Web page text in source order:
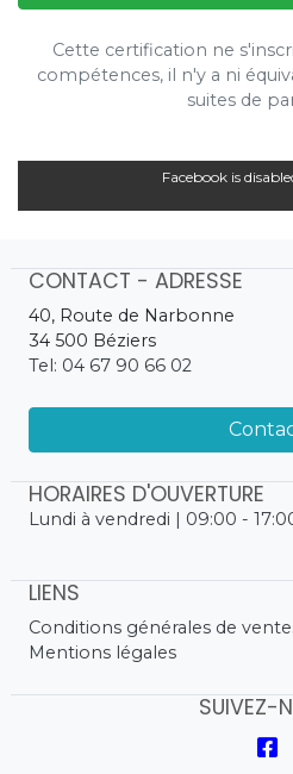
Cette certification ne
compétences, il n'y a ni
suites de
Facebook is
CONTACT - ADRESSE
40, Route de Narbonne
34 500 Béziers
Tel: 04 67 90 66 02
HORAIRES D'OUVERTURE
Lundi à vendredi | 09:00 -
LIENS
Conditions générales de
Mentions légales
SUIVEZ-